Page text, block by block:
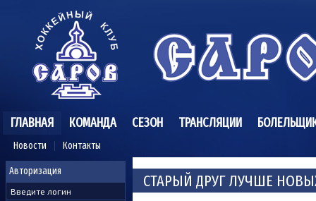
ГЛАВНАЯ
Новости Контакты
КОМАНДА СЕЗОН ТРАНСЛЯЦИИ
Авторизация
СТАРЫЙ ДРУГ ЛУЧШЕ